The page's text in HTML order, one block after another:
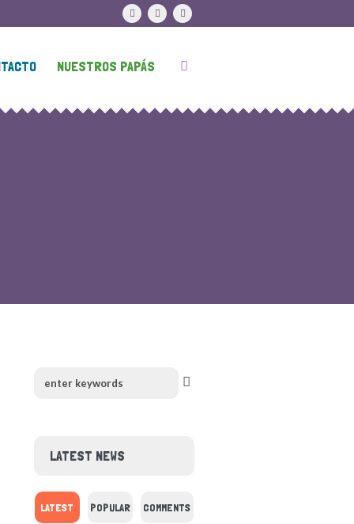
NUESTROS PAPÁS
LATEST NEWS
LATEST POPULAR COMMENTS